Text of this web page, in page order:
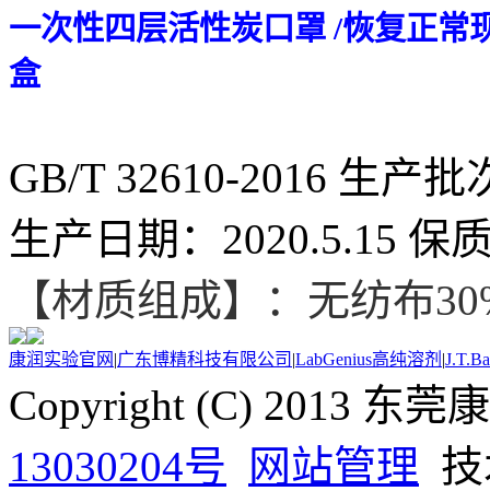
一次性四层活性炭口罩 /恢复正常
盒
GB/T 32610-2016 生产批
生产日期：2020.5.15 保
【材质组成】： 无纺布
康润实验官网 |广东博精科技有限公司 |LabGenius高纯溶剂 |
Copyright (C) 2013 东莞
13030204号
网站管理